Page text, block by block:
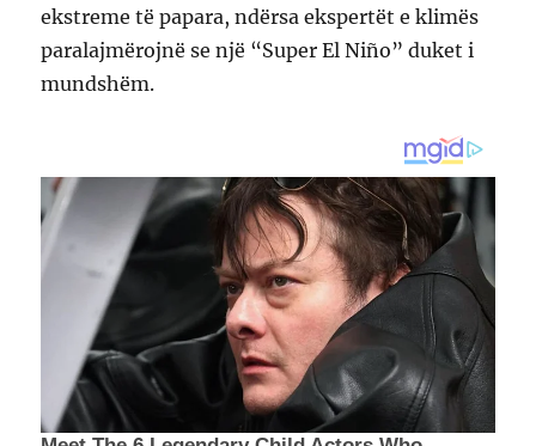
ekstreme të papara, ndërsa ekspertët e klimës
paralajmërojnë se një “Super El Niño” duket i
mundshëm.